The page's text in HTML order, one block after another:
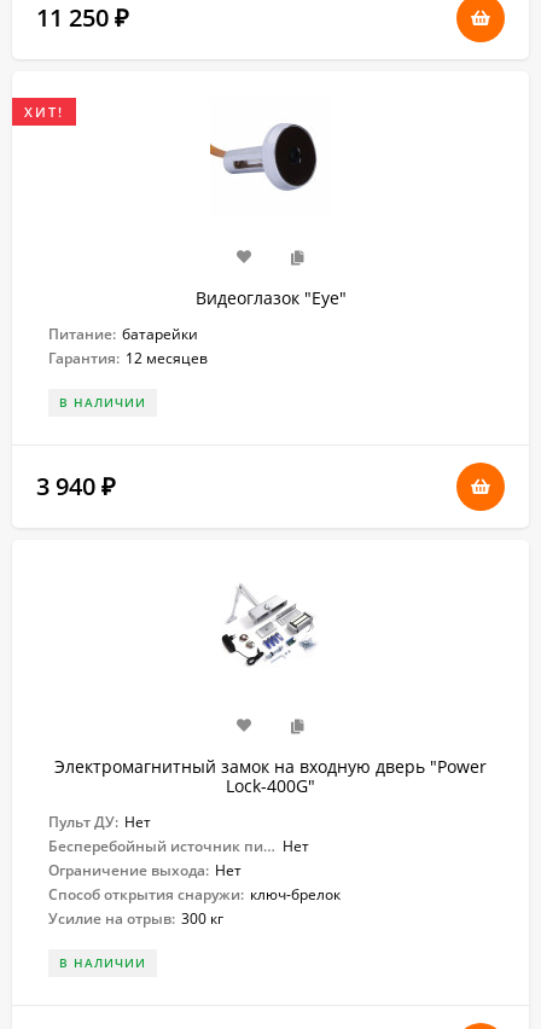
11 250 ₽
ХИТ!
Видеоглазок "Eye"
Питание: батарейки
Гарантия: 12 месяцев
В НАЛИЧИИ
3 940 ₽
Электромагнитный замок на входную дверь "Power
Lock-400G"
Пульт ДУ: Нет
Бесперебойный источник питания: Нет
Ограничение выхода: Нет
Способ открытия снаружи: ключ-брелок
Усилие на отрыв: 300 кг
В НАЛИЧИИ